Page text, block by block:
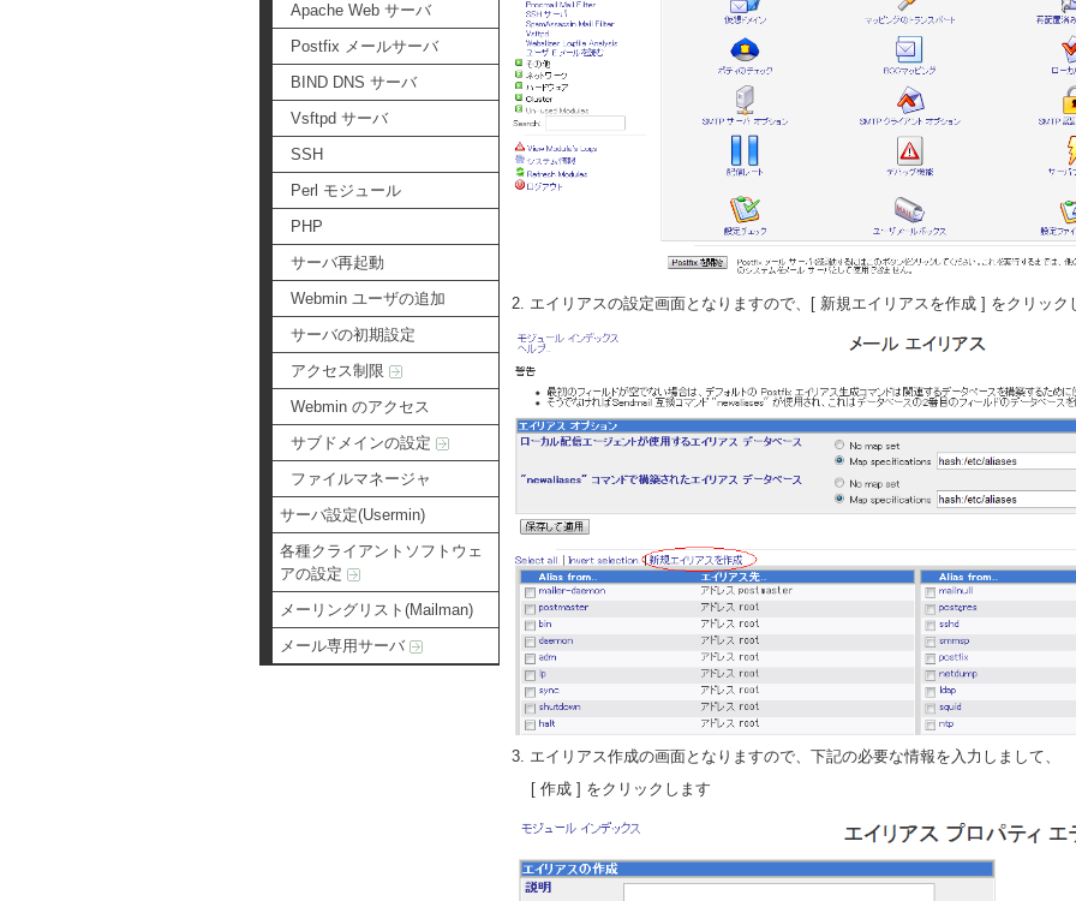
Apache Web サーバ
Postfix メールサーバ
BIND DNS サーバ
Vsftpd サーバ
SSH
Perl モジュール
PHP
サーバ再起動
Webmin ユーザの追加
サーバの初期設定
アクセス制限
Webmin のアクセス
サブドメインの設定
ファイルマネージャ
サーバ設定(Usermin)
各種クライアントソフトウェ
アの設定
メーリングリスト(Mailman)
メール専用サーバ
2. エイリアスの設定画面となりますので、[ 新規エイリアスを作成 ] をクリック
3. エイリアス作成の画面となりますので、下記の必要な情報を入力しまして、
[ 作成 ] をクリックします